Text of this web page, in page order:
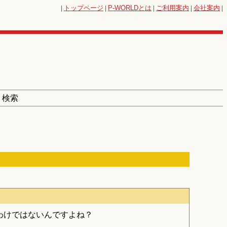
| トップページ | P-WORLDとは | ご利用案内 | 会社案内 |
検索
ではないんですよね？